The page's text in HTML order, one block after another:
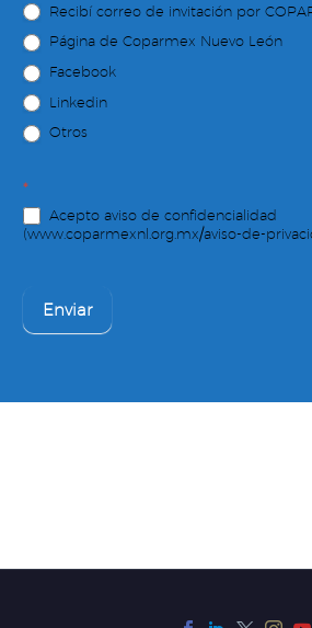
Recibí correo de invitación por
Página de Coparmex Nuevo León
Facebook
Linkedin
Otros
*
Acepto aviso de confidencialidad
(www.coparmexnl.org.mx/aviso-de-
Enviar